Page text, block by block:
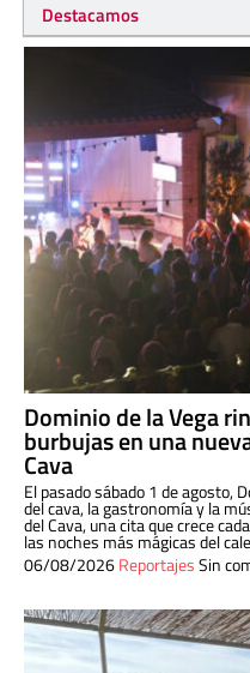
Destacamos
Dominio de la Vega
burbujas en una
Cava
El pasado sábado 1 de agosto,
del cava, la gastronomía y la
del Cava, una cita que crece
las noches más mágicas del
06/08/2026ReportajesSin